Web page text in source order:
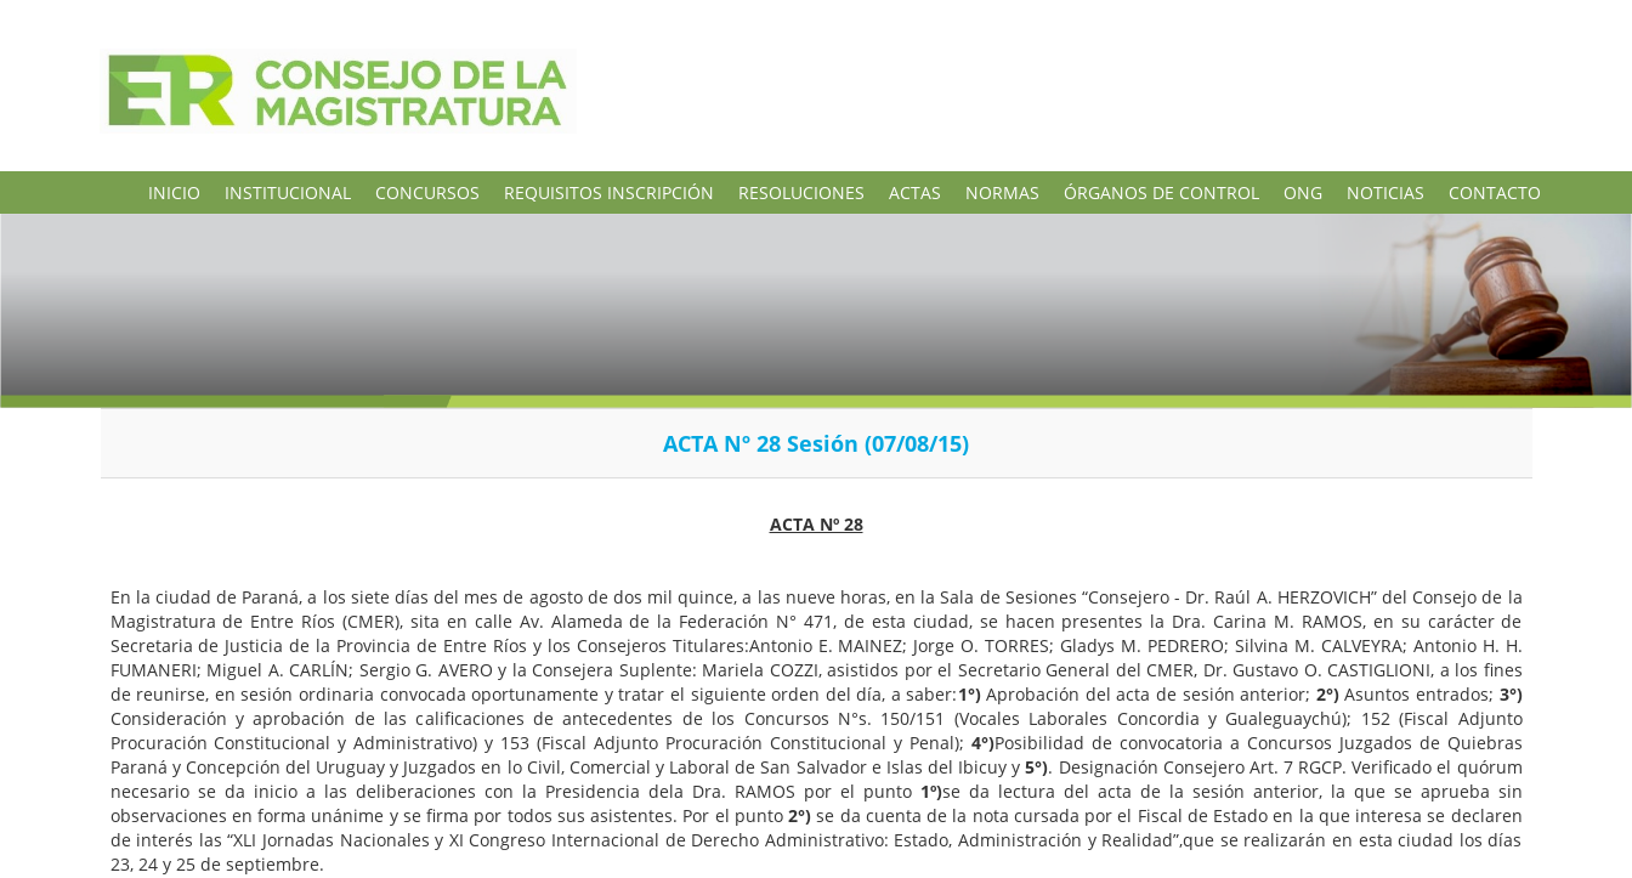
INICIO INSTITUCIONAL CONCURSOS REQUISITOS INSCRIPCIÓN RESOLUCIONES ACTAS NORMAS ÓRGANOS DE CONTROL ONG NOTICIAS CONTACTO
ACTA Nº 28 Sesión (07/08/15)
ACTA Nº 28
En la ciudad de Paraná, a los siete días del mes de agosto de dos mil quince, a las nueve horas, en la Sala de Sesiones “Consejero - Dr. Raúl A. HERZOVICH” del Consejo de la
Magistratura de Entre Ríos (CMER), sita en calle Av. Alameda de la Federación N° 471, de esta ciudad, se hacen presentes la Dra. Carina M. RAMOS, en su carácter de
Secretaria de Justicia de la Provincia de Entre Ríos y los Consejeros Titulares:Antonio E. MAINEZ; Jorge O. TORRES; Gladys M. PEDRERO; Silvina M. CALVEYRA; Antonio H. H.
FUMANERI; Miguel A. CARLÍN; Sergio G. AVERO y la Consejera Suplente: Mariela COZZI, asistidos por el Secretario General del CMER, Dr. Gustavo O. CASTIGLIONI, a los fines
de reunirse, en sesión ordinaria convocada oportunamente y tratar el siguiente orden del día, a saber:1°)Aprobación del acta de sesión anterior; 2°)Asuntos entrados; 3°)
Consideración y aprobación de las calificaciones de antecedentes de los Concursos N°s. 150/151 (Vocales Laborales Concordia y Gualeguaychú); 152 (Fiscal Adjunto
Procuración Constitucional y Administrativo) y 153 (Fiscal Adjunto Procuración Constitucional y Penal); 4°)Posibilidad de convocatoria a Concursos Juzgados de Quiebras
Paraná y Concepción del Uruguay y Juzgados en lo Civil, Comercial y Laboral de San Salvador e Islas del Ibicuy y5°). Designación Consejero Art. 7 RGCP. Verificado el quórum
necesario se da inicio a las deliberaciones con la Presidencia dela Dra. RAMOS por el punto 1º)se da lectura del acta de la sesión anterior, la que se aprueba sin
observaciones en forma unánime y se firma por todos sus asistentes. Por el punto 2°) se da cuenta de la nota cursada por el Fiscal de Estado en la que interesa se declaren
de interés las “XLI Jornadas Nacionales y XI Congreso Internacional de Derecho Administrativo: Estado, Administración y Realidad”,que se realizarán en esta ciudad los días
23, 24 y 25 de septiembre.